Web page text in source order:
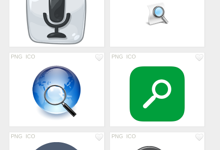
PNG ICO PNG ICO
PNG ICO PNG ICO